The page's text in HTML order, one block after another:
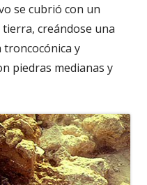
se cubrió con un
creándose una
y
piedras medianas y